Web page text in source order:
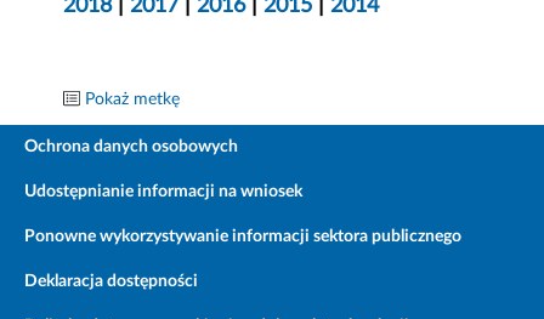
2018|2017|2016|2015 |2014
Pokaż metkę
Ochrona danych osobowych
Udostępnianie informacji na wniosek
Ponowne wykorzystywanie informacji sektora publicznego
Deklaracja dostępności